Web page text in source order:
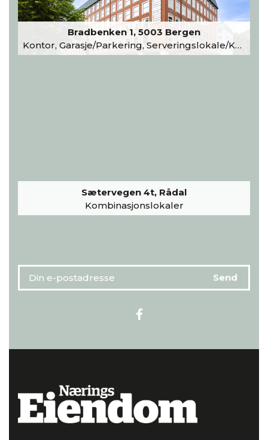
Bradbenken 1, 5003 Bergen
Kontor, Garasje/Parkering, Serveringslokale/Kantine, Undervisning/Arrangement
Sætervegen 4t, Rådal
Kombinasjonslokaler